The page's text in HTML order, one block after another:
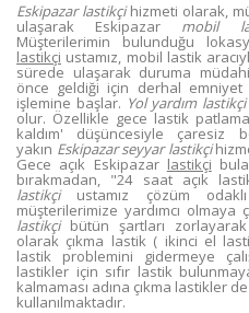
Eskipazar lastikçihizmeti olarak,
ulaşarak Eskipazar mobil
Müşterilerimin bulunduğu
lastikçi ustamız, mobil lastik
sürede ulaşarak duruma
önce geldiği için derhal
işlemine başlar. Yol yardım lastikçi
olur. Özellikle gece lastik
kaldım' düşüncesiyle çaresiz
yakın Eskipazar seyyar lastikçi
Gece açık Eskipazar lastikçi
bırakmadan, "24 saat açık
lastikçiustamız çözüm
müşterilerimize yardımcı olmaya
lastikçibütün şartları
olarak çıkma lastik ( ikinci el
lastik problemini gidermeye
lastikler için sıfır lastik
kalmaması adına çıkma lastikler
kullanılmaktadır.